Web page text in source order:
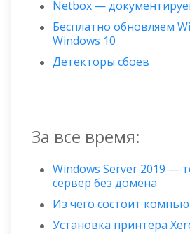
Netbox —
Бесплатно обновляем
Windows 10
Детекторы сбоев
За все время:
Windows Server 2019 —
сервер без домена
Из чего состоит
Установка принтера